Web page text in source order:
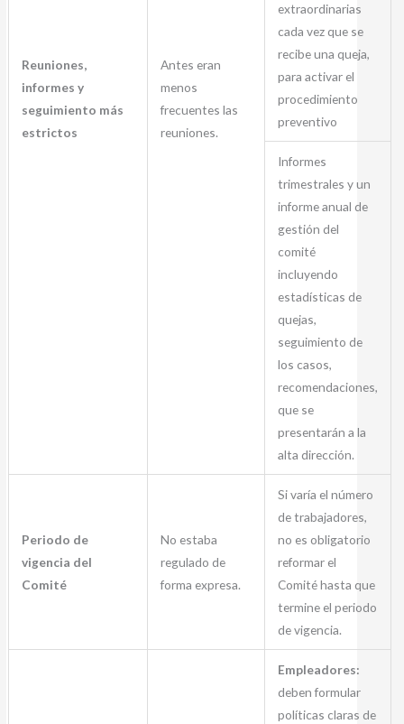
Reuniones,
informes y
seguimiento más
estrictos
Antes eran
menos
frecuentes las
reuniones.
extraordinarias
cada vez que se
recibe una queja,
para activar el
procedimiento
preventivo
Informes
trimestrales y un
informe anual de
gestión del
comité
incluyendo
estadísticas de
quejas,
seguimiento de
los casos,
recomendaciones,
que se
presentarán a la
alta dirección.
Periodo de
vigencia del
Comité
No estaba
regulado de
forma expresa.
Si varía el número
de trabajadores,
no es obligatorio
reformar el
Comité hasta que
termine el periodo
de vigencia.
Empleadores:
deben formular
políticas claras de